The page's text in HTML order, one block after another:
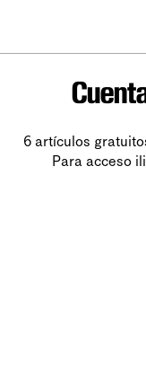
6 artículos
Para acceso